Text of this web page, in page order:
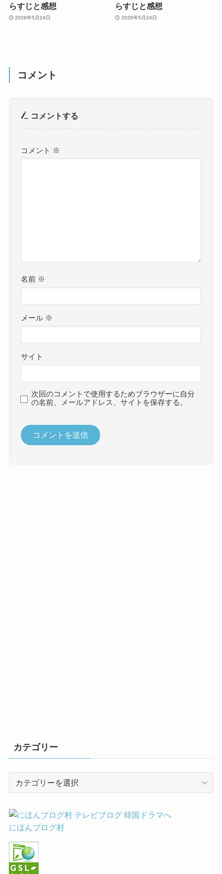
らすじと感想
2026年5月24日
らすじと感想
2026年5月24日
コメント
コメントする
コメント ※
名前 ※
メール ※
サイト
次回のコメントで使用するためブラウザーに自分
の名前、メールアドレス、サイトを保存する。
カテゴリー
リ
ー
にほんブログ村